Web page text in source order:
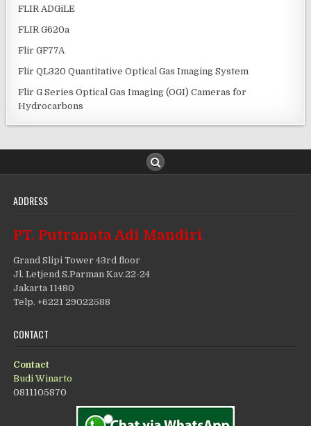
FLIR ADGiLE
FLIR G620a
Flir GF77A
Flir QL320 Quantitative Optical Gas Imaging System
Flir G Series Optical Gas Imaging (OGI) Cameras for
Hydrocarbons
ADDRESS
PT. Putranata Adi Mandiri
Grand Slipi Tower 43rd floor
Jl. Letjend S.Parman Kav.22-24
Jakarta 11480
Telp. +6221 29022588
CONTACT
Contact
Budi Winarto
0811105870